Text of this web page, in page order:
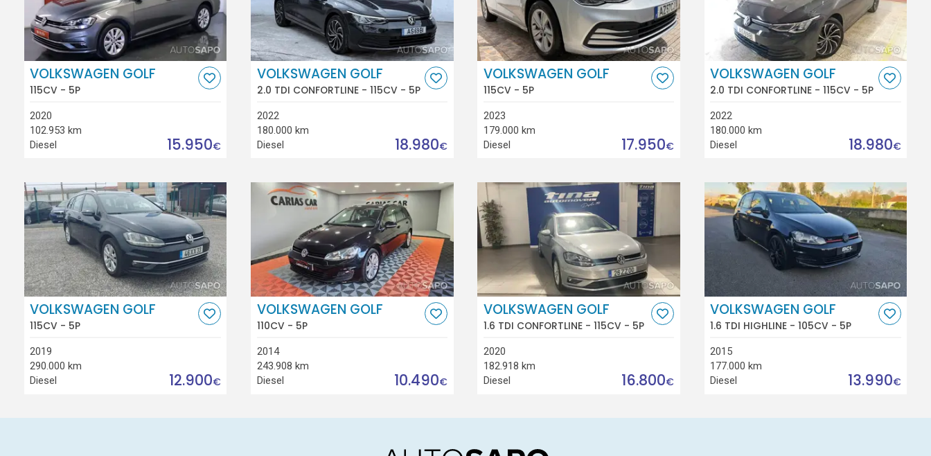
VOLKSWAGEN GOLF
115CV - 5P
2020
102.953 km
Diesel
15.950€
VOLKSWAGEN GOLF
2.0 TDI CONFORTLINE - 115CV - 5P
2022
180.000 km
Diesel
18.980€
VOLKSWAGEN GOLF
115CV - 5P
2023
179.000 km
Diesel
17.950€
VOLKSWAGEN GOLF
2.0 TDI CONFORTLINE - 115CV - 5P
2022
180.000 km
Diesel
18.980€
VOLKSWAGEN GOLF
115CV - 5P
2019
290.000 km
Diesel
12.900€
VOLKSWAGEN GOLF
110CV - 5P
2014
243.908 km
Diesel
10.490€
VOLKSWAGEN GOLF
1.6 TDI CONFORTLINE - 115CV - 5P
2020
182.918 km
Diesel
16.800€
VOLKSWAGEN GOLF
1.6 TDI HIGHLINE - 105CV - 5P
2015
177.000 km
Diesel
13.990€